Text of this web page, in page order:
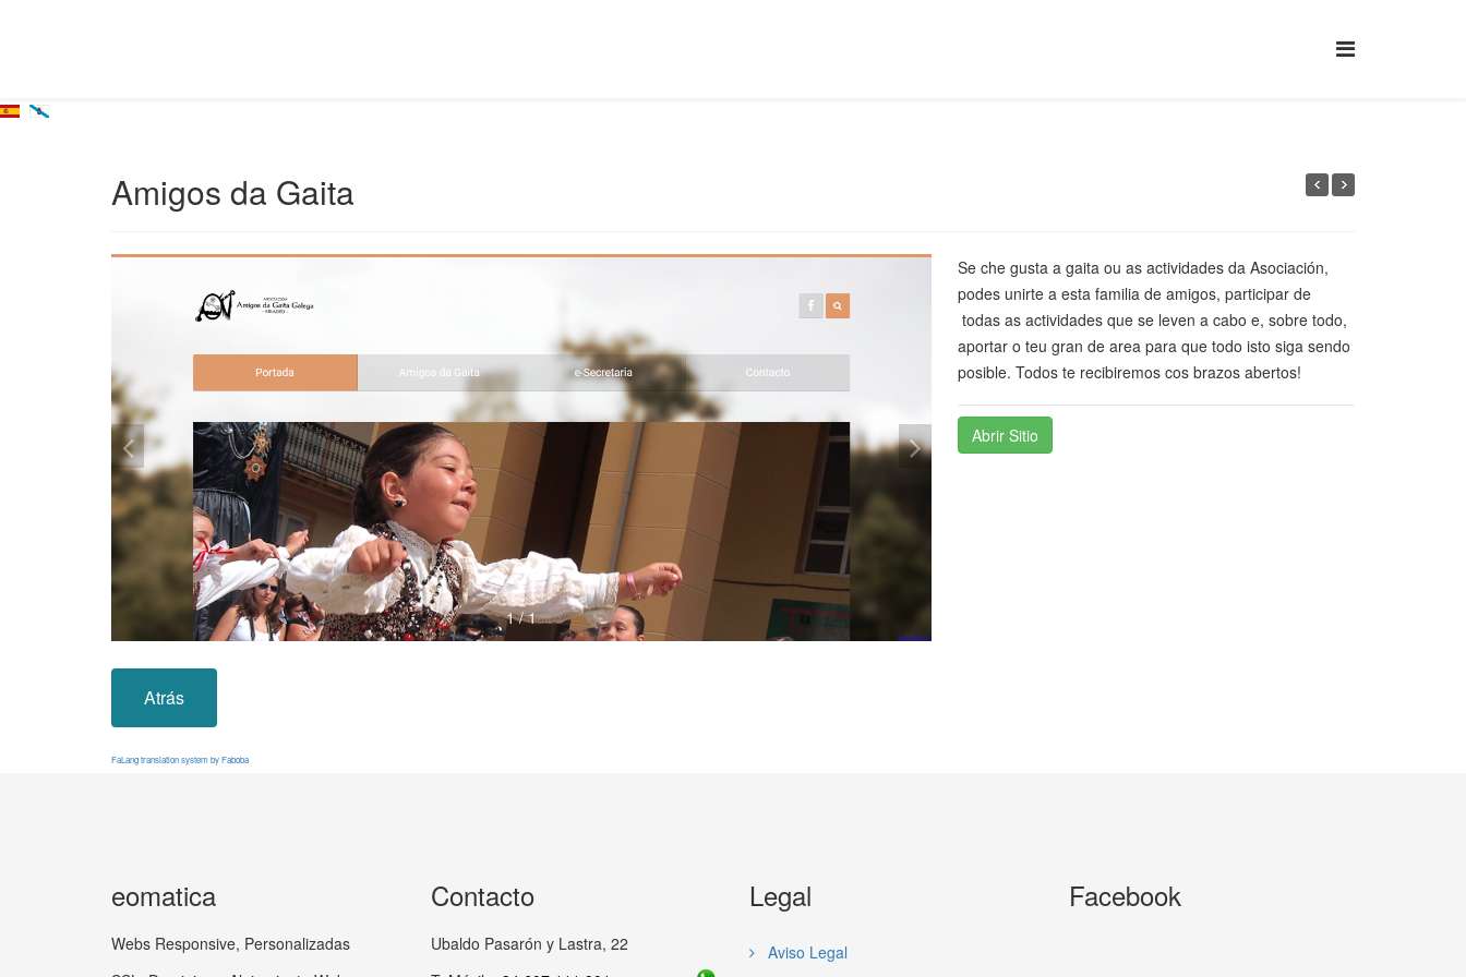
Amigos da Gaita
1/1
Se che gusta a gaita ou as actividades da Asociación,
podes unirte a esta familia de amigos, participar de
todas as actividades que se leven a cabo e, sobre todo,
aportar o teu gran de area para que todo isto siga sendo
posible. Todos te recibiremos cos brazos abertos!
Abrir Sitio
Atrás
FaLang translation system by Faboba
eomatica
Webs Responsive, Personalizadas
Contacto
Ubaldo Pasarón y Lastra, 22
Legal
Aviso Legal
Facebook